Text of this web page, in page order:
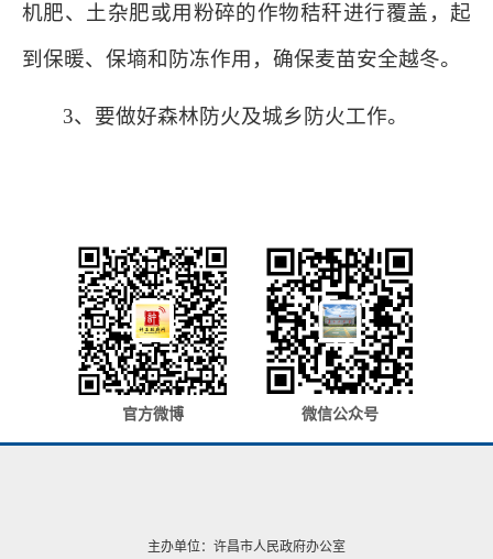
机肥、土杂肥或用粉碎的作物秸秆进行覆盖，起
到保暖、保墒和防冻作用，确保麦苗安全越冬。
3、要做好森林防火及城乡防火工作。
官方微博 微信公众号
主办单位：许昌市人民政府办公室